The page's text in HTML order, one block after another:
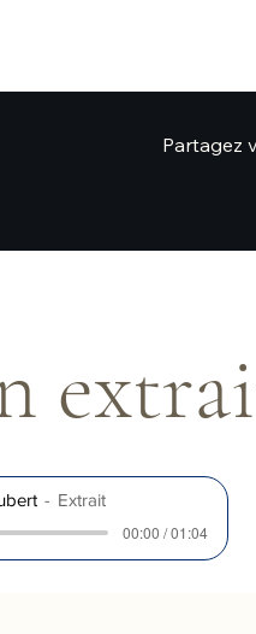
Partagez
Extrait
00:00 / 01:04